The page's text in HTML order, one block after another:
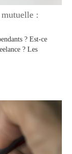
mutuelle :
? Est-ce
? Les